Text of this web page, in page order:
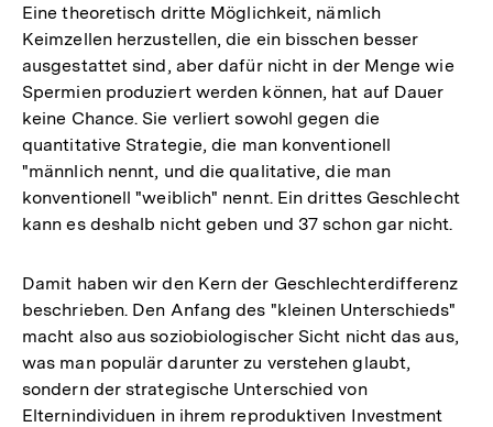
Eine theoretisch dritte Möglichkeit, nämlich
Keimzellen herzustellen, die ein bisschen besser
ausgestattet sind, aber dafür nicht in der Menge wie
Spermien produziert werden können, hat auf Dauer
keine Chance. Sie verliert sowohl gegen die
quantitative Strategie, die man konventionell
"männlich nennt, und die qualitative, die man
konventionell "weiblich" nennt. Ein drittes Geschlecht
kann es deshalb nicht geben und 37 schon gar nicht.
Damit haben wir den Kern der Geschlechterdifferenz
beschrieben. Den Anfang des "kleinen Unterschieds"
macht also aus soziobiologischer Sicht nicht das aus,
was man populär darunter zu verstehen glaubt,
sondern der strategische Unterschied von
Elternindividuen in ihrem reproduktiven Investment